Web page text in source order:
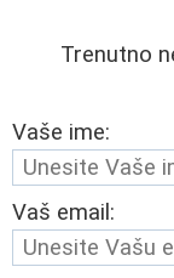
Trenutno
Vaše ime:
Vaš email: